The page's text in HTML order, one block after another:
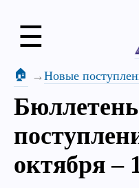
☰
🏠 Новые
октября –